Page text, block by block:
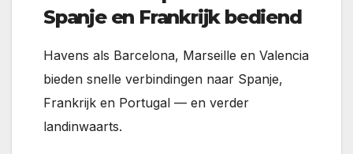
Spanje en Frankrijk bediend
Havens als Barcelona, Marseille en Valencia
bieden snelle verbindingen naar Spanje,
Frankrijk en Portugal — en verder
landinwaarts.